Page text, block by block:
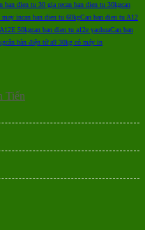
ban dien tu 30 gia recan ban dien tu 30kgcan
may incan ban dien tu 60kgCan ban dien tu A12
50kgcan ban dien tu a12e yaohuaCan ban
cân bàn điện tử a9 30kg có máy in
Tiến